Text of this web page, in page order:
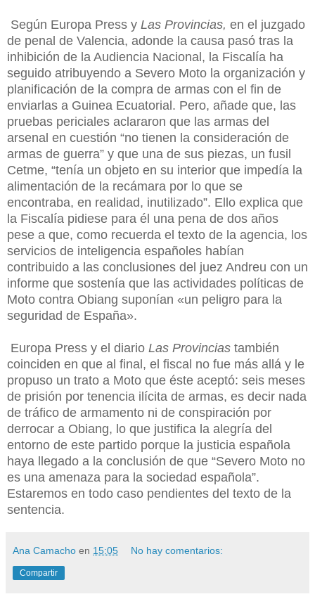
Según Europa Press y Las Provincias, en el juzgado
de penal de Valencia, adonde la causa pasó tras la
inhibición de la Audiencia Nacional, la Fiscalía ha
seguido atribuyendo a Severo Moto la organización y
planificación de la compra de armas con el fin de
enviarlas a Guinea Ecuatorial. Pero, añade que, las
pruebas periciales aclararon que las armas del
arsenal en cuestión “no tienen la consideración de
armas de guerra” y que una de sus piezas, un fusil
Cetme, “tenía un objeto en su interior que impedía la
alimentación de la recámara por lo que se
encontraba, en realidad, inutilizado”. Ello explica que
la Fiscalía pidiese para él una pena de dos años
pese a que, como recuerda el texto de la agencia, los
servicios de inteligencia españoles habían
contribuido a las conclusiones del juez Andreu con un
informe que sostenía que las actividades políticas de
Moto contra Obiang suponían «un peligro para la
seguridad de España».
Europa Press y el diario Las Provincias también
coinciden en que al final, el fiscal no fue más allá y le
propuso un trato a Moto que éste aceptó: seis meses
de prisión por tenencia ilícita de armas, es decir nada
de tráfico de armamento ni de conspiración por
derrocar a Obiang, lo que justifica la alegría del
entorno de este partido porque la justicia española
haya llegado a la conclusión de que “Severo Moto no
es una amenaza para la sociedad española”.
Estaremos en todo caso pendientes del texto de la
sentencia.
Ana Camacho en 15:05 No hay comentarios:
Compartir